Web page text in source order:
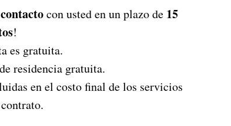
con usted en un plazo de 15
!
es gratuita.
residencia gratuita.
en el costo final de los servicios